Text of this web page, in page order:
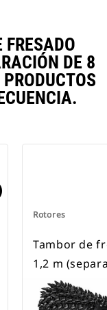
DE 8
Rotores
Tambor de
1,2 m